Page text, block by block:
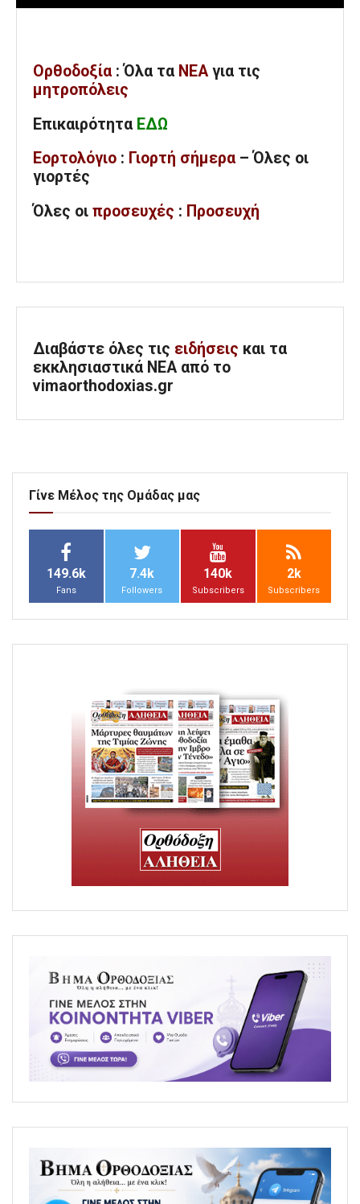
Ορθοδοξία : Όλα τα ΝΕΑ για τις
μητροπόλεις
Επικαιρότητα ΕΔΩ
Εορτολόγιο : Γιορτή σήμερα – Όλες οι
γιορτές
Όλες οι προσευχές : Προσευχή
Διαβάστε όλες τις ειδήσεις και τα
εκκλησιαστικά ΝΕΑ από το
vimaorthodoxias.gr
Γίνε Μέλος της Ομάδας μας
149.6k
Fans
7.4k
Followers
140k
Subscribers
2k
Subscribers